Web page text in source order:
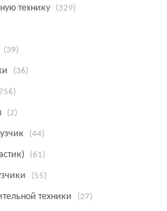
технику (329)
(39)
(36)
(2)
(44)
(61)
(55)
техники (27)